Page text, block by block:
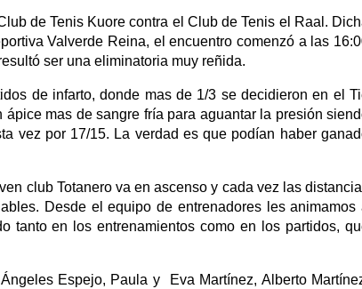
de Tenis Kuore contra el Club de Tenis el Raal.
Valverde Reina, el encuentro comenzó a las
ser una eliminatoria muy reñida.
de infarto, donde mas de 1/3 se decidieron en el
mas de sangre fría para aguantar la presión
vez por 17/15. La verdad es que podían haber
club Totanero va en ascenso y cada vez las
Desde el equipo de entrenadores les animamos
tanto en los entrenamientos como en los partidos,
Espejo, Paula y Eva Martínez, Alberto